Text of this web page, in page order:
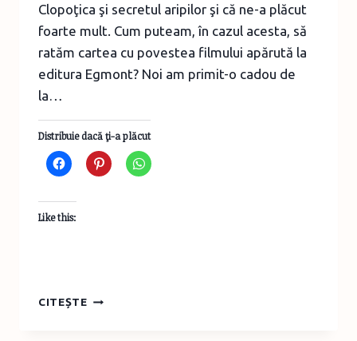
Clopoţica şi secretul aripilor şi că ne-a plăcut
foarte mult. Cum puteam, în cazul acesta, să
ratăm cartea cu povestea filmului apărută la
editura Egmont? Noi am primit-o cadou de
la…
Distribuie dacă ţi-a plăcut
Like this:
CITEȘTECLOPOŢICA